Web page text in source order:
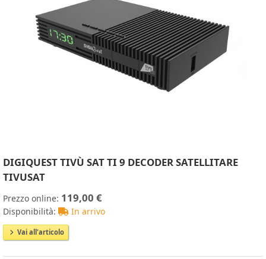
DIGIQUEST TIVÙ SAT TI 9 DECODER SATELLITARE
TIVUSAT
Prezzo online: 119,00 €
Disponibilità: In arrivo
Vai all'articolo